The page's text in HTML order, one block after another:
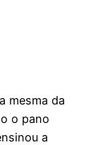
mesma da
o pano
a